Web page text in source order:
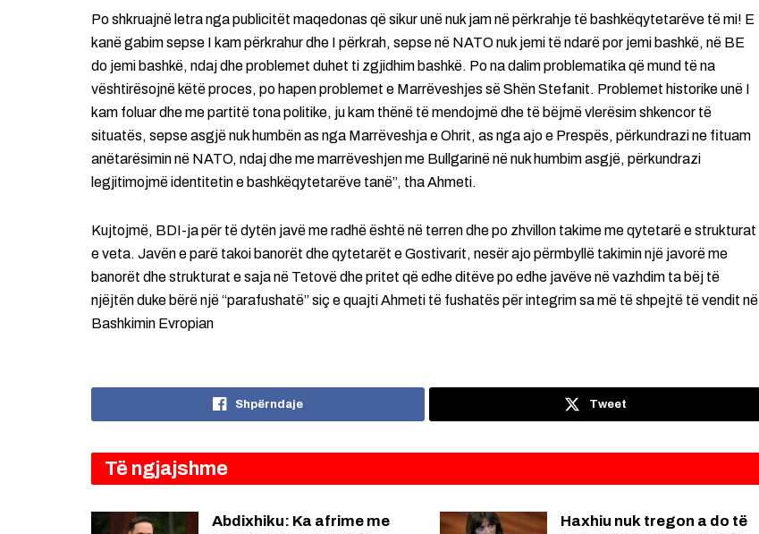
Po shkruajnë letra nga publicitët maqedonas që sikur unë nuk jam në përkrahje të bashkëqytetarëve të mi! E
kanë gabim sepse I kam përkrahur dhe I përkrah, sepse në NATO nuk jemi të ndarë por jemi bashkë, në BE
do jemi bashkë, ndaj dhe problemet duhet ti zgjidhim bashkë. Po na dalim problematika që mund të na
vështirësojnë këtë proces, po hapen problemet e Marrëveshjes së Shën Stefanit. Problemet historike unë I
kam foluar dhe me partitë tona politike, ju kam thënë të mendojmë dhe të bëjmë vlerësim shkencor të
situatës, sepse asgjë nuk humbën as nga Marrëveshja e Ohrit, as nga ajo e Prespës, përkundrazi ne fituam
anëtarësimin në NATO, ndaj dhe me marrëveshjen me Bullgarinë në nuk humbim asgjë, përkundrazi
legjitimojmë identitetin e bashkëqytetarëve tanë”, tha Ahmeti.
Kujtojmë, BDI-ja për të dytën javë me radhë është në terren dhe po zhvillon takime me qytetarë e strukturat
e veta. Javën e parë takoi banorët dhe qytetarët e Gostivarit, nesër ajo përmbyllë takimin një javorë me
banorët dhe strukturat e saja në Tetovë dhe pritet që edhe ditëve po edhe javëve në vazhdim ta bëj të
njëjtën duke bërë një “parafushatë” siç e quajti Ahmeti të fushatës për integrim sa më të shpejtë të vendit në
Bashkimin Evropian
Shpërndaje Tweet
Të ngjajshme
Abdixhiku: Ka afrime me
Haxhiu nuk tregon a do të